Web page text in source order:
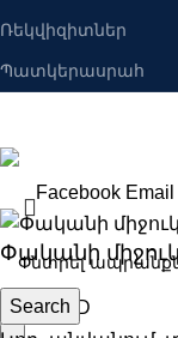
Ռեկվիզիտներ
Պատկերասրահ
Search
Facebook Email
Փականի միջուկ
8400AMD